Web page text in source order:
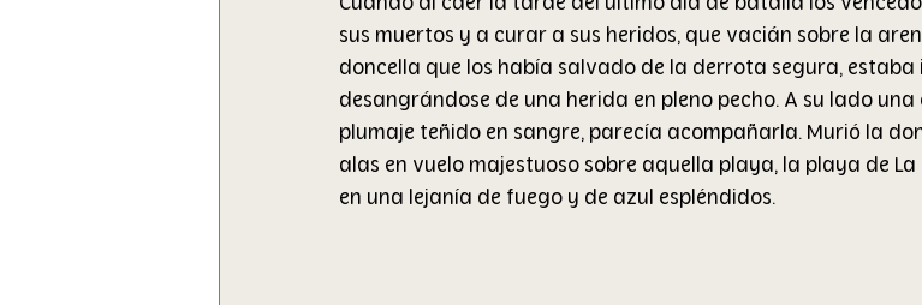
sus muertos y a curar a sus heridos, que vacián sobre la
doncella que los había salvado de la derrota segura, estaba
desangrándose de una herida en pleno pecho. A su lado
plumaje teñido en sangre, parecía acompañarla. Murió la
alas en vuelo majestuoso sobre aquella playa, la playa de
en una lejanía de fuego y de azul espléndidos.